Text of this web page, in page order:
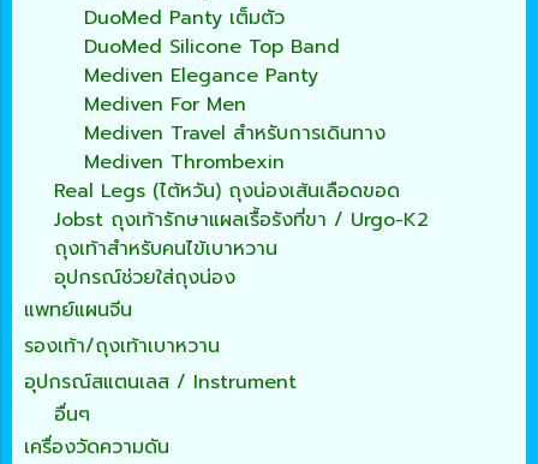
DuoMed Panty เต็มตัว
DuoMed Silicone Top Band
Mediven Elegance Panty
Mediven For Men
Mediven Travel สำหรับการเดินทาง
Mediven Thrombexin
Real Legs (ไต้หวัน) ถุงน่องเส้นเลือดขอด
Jobst ถุงเท้ารักษาแผลเรื้อรังที่ขา / Urgo-K2
ถุงเท้าสำหรับคนไข้เบาหวาน
อุปกรณ์ช่วยใส่ถุงน่อง
แพทย์แผนจีน
รองเท้า/ถุงเท้าเบาหวาน
อุปกรณ์สแตนเลส / Instrument
อื่นๆ
เครื่องวัดความดัน